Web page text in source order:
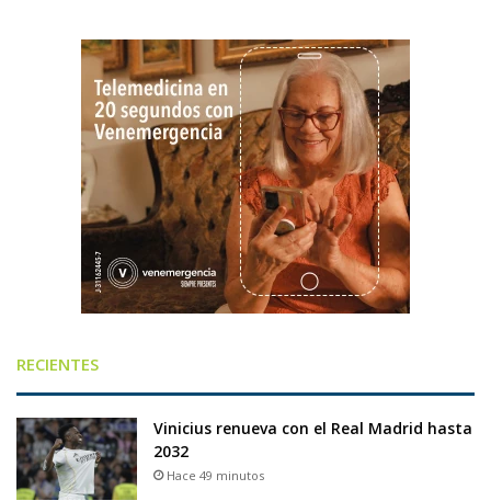
RECIENTES
Vinicius renueva con el Real Madrid hasta
2032
Hace 49 minutos